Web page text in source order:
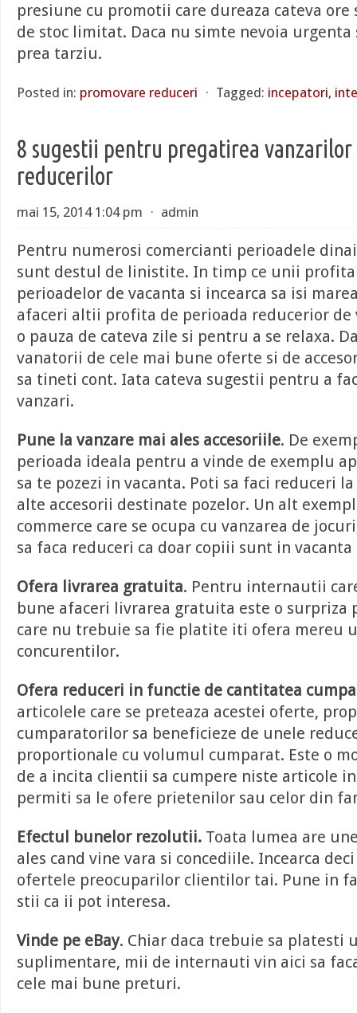
presiune cu promotii care dureaza cateva ore
de stoc limitat. Daca nu simte nevoia urgenta
prea tarziu.
Posted in: promovare reduceri ⋅ Tagged: incepatori,
8 sugestii pentru pregatirea
reducerilor
mai 15, 2014 1:04 pm ⋅ admin
Pentru numerosi comercianti perioadele
sunt destul de linistite. In timp ce unii
perioadelor de vacanta si incearca sa isi
afaceri altii profita de perioada reducerior de
o pauza de cateva zile si pentru a se relaxa.
vanatorii de cele mai bune oferte si de
sa tineti cont. Iata cateva sugestii pentru a
vanzari.
Pune la vanzare mai ales accesoriile. De
perioada ideala pentru a vinde de exemplu
sa te pozezi in vacanta. Poti sa faci reduceri
alte accesorii destinate pozelor. Un alt
commerce care se ocupa cu vanzarea de
sa faca reduceri ca doar copiii sunt in vacanta
Ofera livrarea gratuita. Pentru internautii
bune afaceri livrarea gratuita este o surpriza
care nu trebuie sa fie platite iti ofera mereu
concurentilor.
Ofera reduceri in functie de cantitatea
articolele care se preteaza acestei oferte,
cumparatorilor sa beneficieze de unele
proportionale cu volumul cumparat. Este o
de a incita clientii sa cumpere niste articole in
permiti sa le ofere prietenilor sau celor din
Efectul bunelor rezolutii. Toata lumea are
ales cand vine vara si concediile. Incearca
ofertele preocuparilor clientilor tai. Pune in
stii ca ii pot interesa.
Vinde pe eBay. Chiar daca trebuie sa platesti
suplimentare, mii de internauti vin aici sa
cele mai bune preturi.